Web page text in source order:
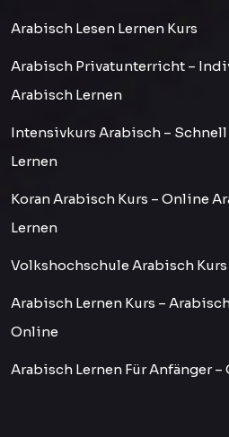
Arabisch Lesen Lernen Kurs
Arabisch Privatunterricht –
Arabisch Lernen
Intensivkurs Arabisch –
Lernen
Koran Arabisch Kurs – Online
Lernen
Volkshochschule Arabisch Kurs
Arabisch Lernen Kurs –
Online
Arabisch Lernen Für Anfänger